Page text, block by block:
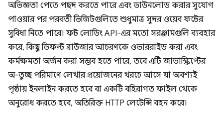
অভিজ্ঞতা পেতে পছন্দ করতে পারে এবং ডাউনলোড করার সুযোগ
পাওয়ার পর পরবর্তী ভিজিটগুলিতে শুধুমাত্র সুন্দর ওয়েব ফন্টের
সুবিধা নিতে পারে। ফন্ট লোডিং API-এর মতো সরঞ্জামগুলি ব্যবহার
করে, কিছু ডিফল্ট ব্রাউজার আচরণকে ওভাররাইড করা এবং
কর্মক্ষমতা অর্জন করা সম্ভব হতে পারে, তবে এটি জাভাস্ক্রিপ্টের
অ-তুচ্ছ পরিমাণে লেখার প্রয়োজনের খরচে আসে যা অবশ্যই
পৃষ্ঠায় ইনলাইন করতে হবে বা একটি বহিরাগত ফাইল থেকে
অনুরোধ করতে হবে, অতিরিক্ত HTTP লেটেন্সি বহন করে।